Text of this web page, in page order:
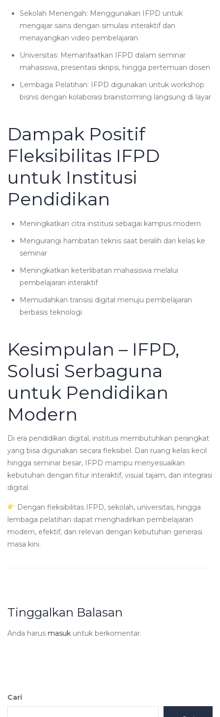
Sekolah Menengah: Menggunakan IFPD untuk
mengajar sains dengan simulasi interaktif dan
menayangkan video pembelajaran
Universitas: Memanfaatkan IFPD dalam seminar
mahasiswa, presentasi skripsi, hingga pertemuan dosen
Lembaga Pelatihan: IFPD digunakan untuk workshop
bisnis dengan kolaborasi brainstorming langsung di layar
Dampak Positif
Fleksibilitas IFPD
untuk Institusi
Pendidikan
Meningkatkan citra institusi sebagai kampus modern
Mengurangi hambatan teknis saat beralih dari kelas ke
seminar
Meningkatkan keterlibatan mahasiswa melalui
pembelajaran interaktif
Memudahkan transisi digital menuju pembelajaran
berbasis teknologi
Kesimpulan – IFPD,
Solusi Serbaguna
untuk Pendidikan
Modern
Di era pendidikan digital, institusi membutuhkan perangkat
yang bisa digunakan secara fleksibel. Dari ruang kelas kecil
hingga seminar besar, IFPD mampu menyesuaikan
kebutuhan dengan fitur interaktif, visual tajam, dan integrasi
digital.
Dengan fleksibilitas IFPD, sekolah, universitas, hingga
lembaga pelatihan dapat menghadirkan pembelajaran
modern, efektif, dan relevan dengan kebutuhan generasi
masa kini.
Tinggalkan Balasan
Anda harus masuk untuk berkomentar.
Cari